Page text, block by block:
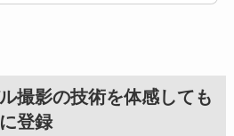
撮影の技術を体感しても
登録